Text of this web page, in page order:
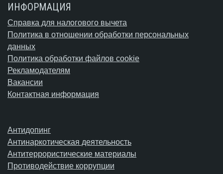
ИНФОРМАЦИЯ
Справка для налогового вычета
Политика в отношении обработки персональных
данных
Политика обработки файлов cookie
Рекламодателям
Вакансии
Контактная информация
Антидопинг
Антинаркотическая деятельность
Антитеррористические материалы
Противодействие коррупции